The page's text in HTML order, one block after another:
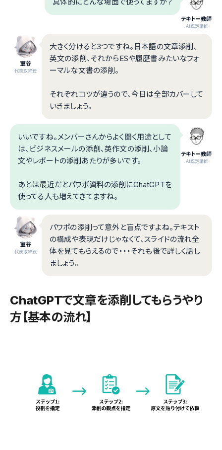
テキトー教師
.AI認定講師
室谷
代表取締役
大きく分けると3つですね。日本語の文章添削、
英文の添削、それからESや履歴書みたいなフォ
ーマルな文書の添削。
それぞれコツが違うので、今日は全部カバーして
いきましょう。
テキトー教師
.AI認定講師
いいですね。メンバーさんからよく聞く用途として
は、ビジネスメールの添削、英作文の添削、小論
文やレポートの添削あたりが多いです。
あとは最近だとパワポ資料の添削にChatGPTを
使ってる人も増えてきてますね。
室谷
代表取締役
パワポの添削って意外と盲点ですよね。テキスト
の構成や表現だけじゃなくて、スライドの流れ全
体を見てもらえるので・・・それも後で詳しく話し
ましょう。
ChatGPTで文章を添削してもらうやり
方【基本の流れ】